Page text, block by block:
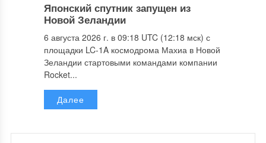
Японский спутник запущен из
Новой Зеландии
6 августа 2026 г. в 09:18 UTC (12:18 мск) с
площадки LC-1A космодрома Махиа в Новой
Зеландии стартовыми командами компании
Rocket...
Далее